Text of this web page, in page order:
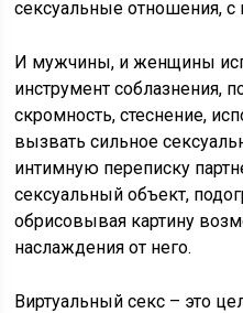
сексуальные отношения,
И мужчины, и женщины
инструмент соблазнения,
скромность, стеснение,
вызвать сильное
интимную переписку
сексуальный объект,
обрисовывая картину
наслаждения от него.
Виртуальный секс – это